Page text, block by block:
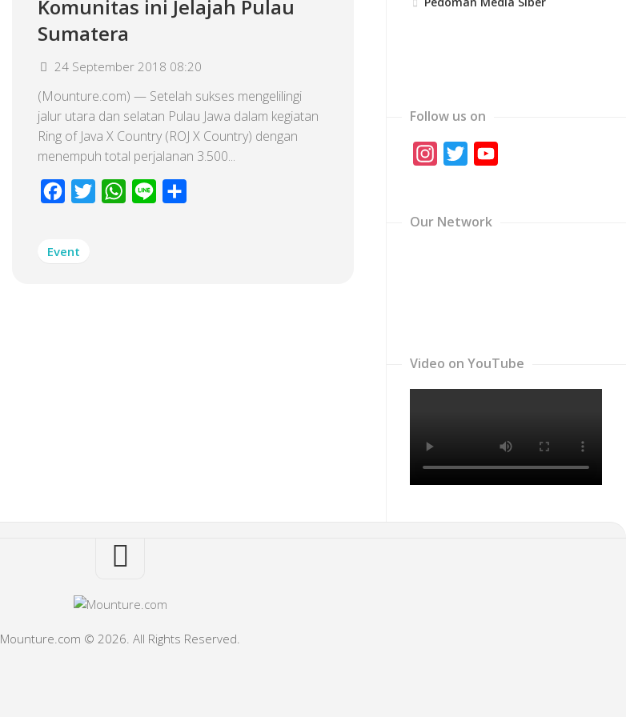
Komunitas ini Jelajah Pulau
Sumatera
24 September 2018 08:20
(Mounture.com) — Setelah sukses mengelilingi
jalur utara dan selatan Pulau Jawa dalam kegiatan
Ring of Java X Country (ROJ X Country) dengan
menempuh total perjalanan 3.500...
Facebook
Twitter WhatsApp
Line
Event
Follow us on
Instagram
Twitter
Our Network
Video on YouTube
Mounture.com © 2026. All Rights Reserved.